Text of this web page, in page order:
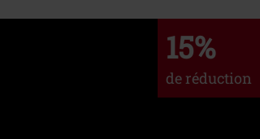
15%
de réduction